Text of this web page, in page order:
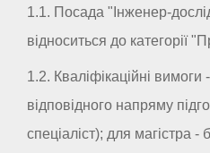
1.1. Посада "Інженер-
відноситься до категорії
1.2. Кваліфікаційні
відповідного напряму
спеціаліст); для магістра